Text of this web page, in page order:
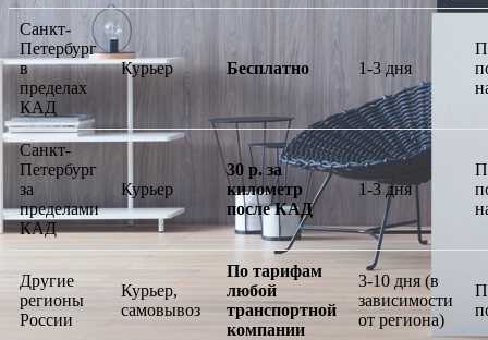
Санкт-
Петербург
в
пределах
КАД
Курьер Бесплатно 1-3 дня
Санкт-
Петербург
за
пределами
КАД
Курьер
30 р. за
километр
после КАД
1-3 дня
Другие
регионы
России
Курьер,
самовывоз
По тарифам
любой
транспортной
компании
3-10 дня (в
зависимости
от региона)